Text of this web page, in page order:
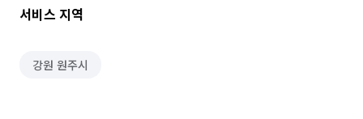
서비스 지역
강원 원주시